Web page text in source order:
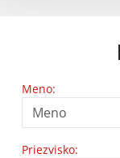
Meno:
Priezvisko: